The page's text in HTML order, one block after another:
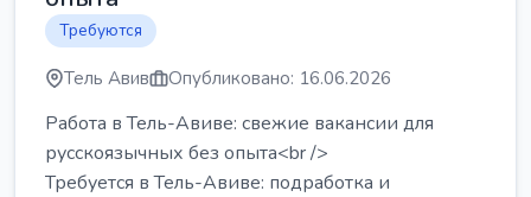
Требуются
Тель Авив Опубликовано: 16.06.2026
Работа в Тель-Авиве: свежие вакансии для
русскоязычных без опыта<br />
Требуется в Тель-Авиве: подработка и